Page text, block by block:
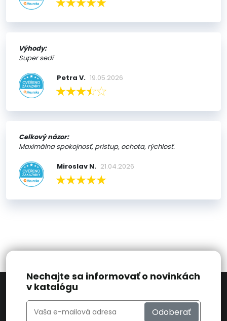
Výhody:
Super sedí
Petra V. 19.05.2026
Celkový názor:
Maximálna spokojnosť, pristup, ochota, rýchlosť.
Miroslav N. 21.04.2026
Nechajte sa informovať o novinkách
v katalógu
Odoberať